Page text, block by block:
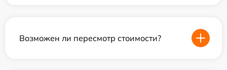
Возможен ли пересмотр стоимости?